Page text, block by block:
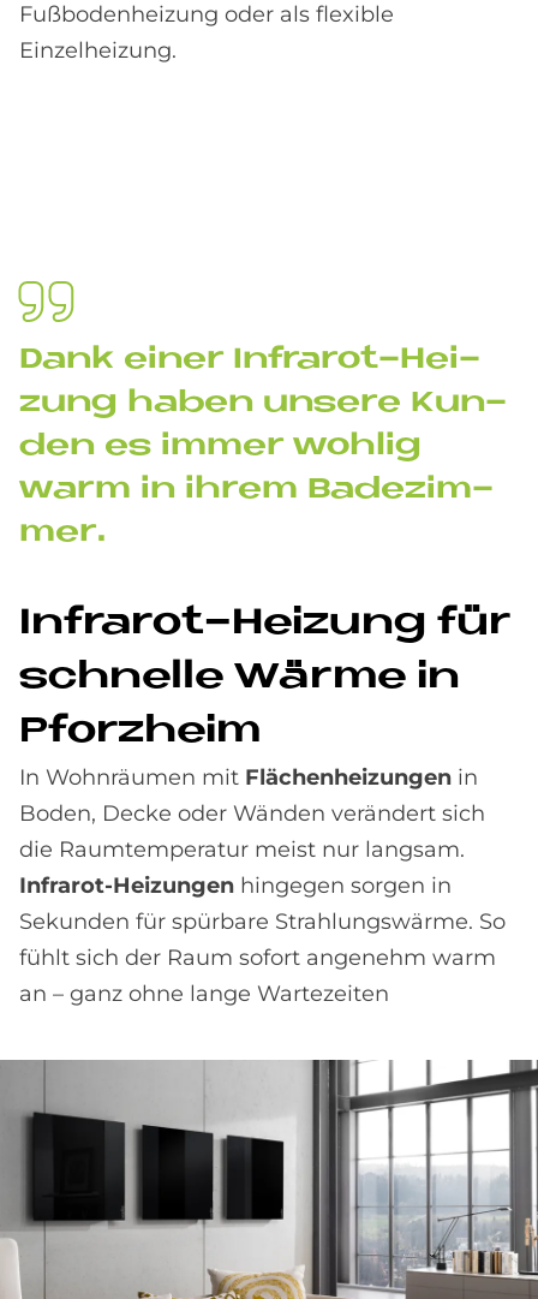
Fußbodenheizung oder als flexible
Einzelheizung.
Dank ei­ner In­fra­rot-Hei­
zung ha­ben un­se­re Kun­
den es im­mer woh­lig
warm in ih­rem Ba­de­zim­
mer.
In­fra­rot-Hei­zung für
schnel­le Wär­me in
Pforz­heim
In Wohnräumen mit Flächenheizungen in
Boden, Decke oder Wänden verändert sich
die Raumtemperatur meist nur langsam.
Infrarot-Heizungen hingegen sorgen in
Sekunden für spürbare Strahlungswärme. So
fühlt sich der Raum sofort angenehm warm
an – ganz ohne lange Wartezeiten